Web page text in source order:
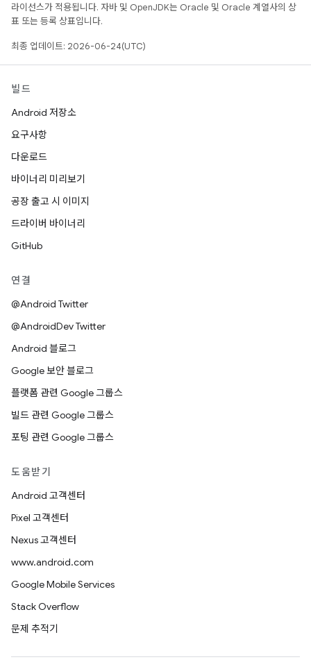
라이선스가 적용됩니다. 자바 및 OpenJDK는 Oracle 및 Oracle 계열사의 상
표 또는 등록 상표입니다.
최종 업데이트: 2026-06-24(UTC)
빌드
Android 저장소
요구사항
다운로드
바이너리 미리보기
공장 출고 시 이미지
드라이버 바이너리
GitHub
연결
@Android Twitter
@AndroidDev Twitter
Android 블로그
Google 보안 블로그
플랫폼 관련 Google 그룹스
빌드 관련 Google 그룹스
포팅 관련 Google 그룹스
도움받기
Android 고객센터
Pixel 고객센터
Nexus 고객센터
www.android.com
Google Mobile Services
Stack Overflow
문제 추적기